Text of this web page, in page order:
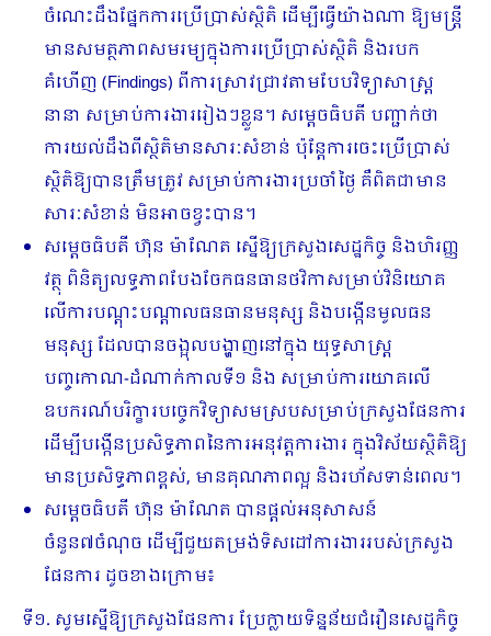
ចំណេះដឹងផ្នែកការប្រើប្រាស់ស្ថិតិ ដើម្បីធ្វើយ៉ាងណា ឱ្យមន្ត្រី​
មានសមត្ថភាពសមរម្យក្នុងការប្រើប្រាស់ស្ថិតិ និងរបក
គំហើញ (Findings) ពីការស្រាវជ្រាវតាមបែបវិទ្យាសាស្ត្រ
នានា សម្រាប់ការងាររៀងៗខ្លួន។ សម្តេចធិបតី បញ្ជាក់ថា
ការយល់ដឹងពីស្ថិតិមានសារៈសំខាន់ ប៉ុន្តែការចេះប្រើប្រាស់
ស្ថិតិឱ្យបានត្រឹមត្រូវ សម្រាប់ការងារប្រចាំថ្ងៃ គឺពិតជាមាន
សារៈសំខាន់ មិនអាចខ្វះបាន។
សម្តេចធិបតី ហ៊ុន ម៉ាណែត ស្នើឱ្យក្រសួងសេដ្ឋកិច្ច និងហិរញ្ញ
វត្ថុ ពិនិត្យលទ្ធភាព​បែង​ចែក​ធនធានថវិកាសម្រាប់វិនិយោគ
លើការបណ្តុះបណ្តាលធនធានមនុស្ស និងបង្កើនមូល​ធន​
មនុស្ស ដែលបានចង្អុលបង្ហាញនៅក្នុង យុទ្ធសាស្ត្រ
បញ្ចកោណ-ដំណាក់កាលទី១ និង សម្រាប់ការយោគលើ
ឧបករណ៍បរិក្ខារបច្ចេកវិទ្យាសម​ស្រប​សម្រាប់​ក្រសួងផែនការ
ដើម្បី​បង្កើនប្រសិទ្ធភាពនៃការអនុវត្តការងារ ក្នុងវិស័យស្ថិតិឱ្យ
មានប្រសិទ្ធភាពខ្ពស់, មានគុណភាពល្អ និងរហ័សទាន់ពេល។
សម្តេចធិបតី ហ៊ុន ម៉ាណែត បានផ្ដល់អនុសាសន៍
ចំនួន៧ចំណុច ដើម្បីជួយតម្រង់ទិសដៅការងាររបស់ក្រសួង
ផែនការ ដូចខាងក្រោម៖
ទី១. សូមស្នើឱ្យក្រសួងផែនការ ប្រែក្លាយទិន្នន័យជំរឿនសេដ្ឋកិច្ច